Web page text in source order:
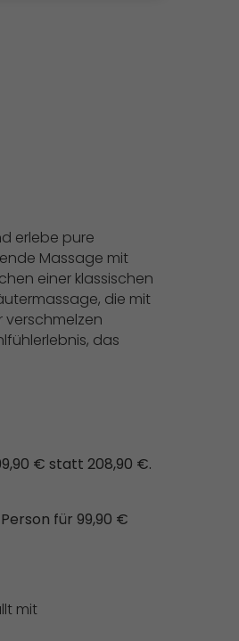
erlebe pure
Massage mit
einer klassischen
die mit
verschmelzen
das
€ statt 208,90 €.
für 99,90 €
mit